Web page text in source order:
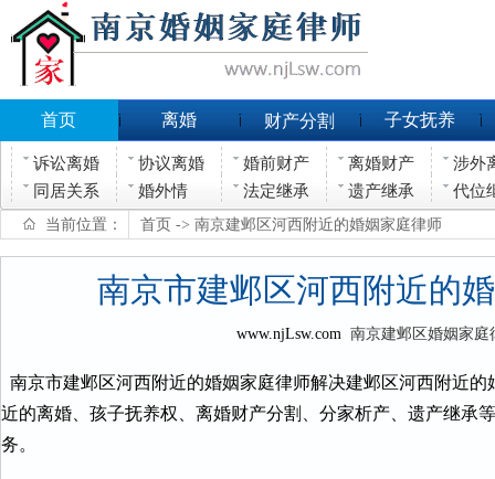
首页 离婚 财产分割 子女抚养
诉讼离婚 协议离婚 婚前财产 离婚财产
涉外
同居关系
婚外情 法定继承 遗产继承 代位
当前位置： 首页 -> 南京建邺区河西附近的婚姻家庭律师
南京市建邺区河西附近的
www.njLsw.com南京建邺区婚姻家庭
南京市建邺区河西附近的婚姻家庭律师解决建邺区河西附近
近的离婚、孩子抚养权、离婚财产分割、分家析产、遗产继承
务。